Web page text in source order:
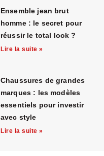
Ensemble jean brut
homme : le secret pour
réussir le total look ?
Lire la suite »
Chaussures de grandes
marques : les modèles
essentiels pour investir
avec style
Lire la suite »